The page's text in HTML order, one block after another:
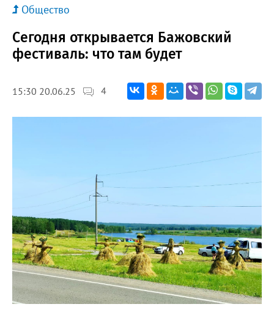
Общество
Сегодня открывается Бажовский
фестиваль: что там будет
15:30 20.06.25 4